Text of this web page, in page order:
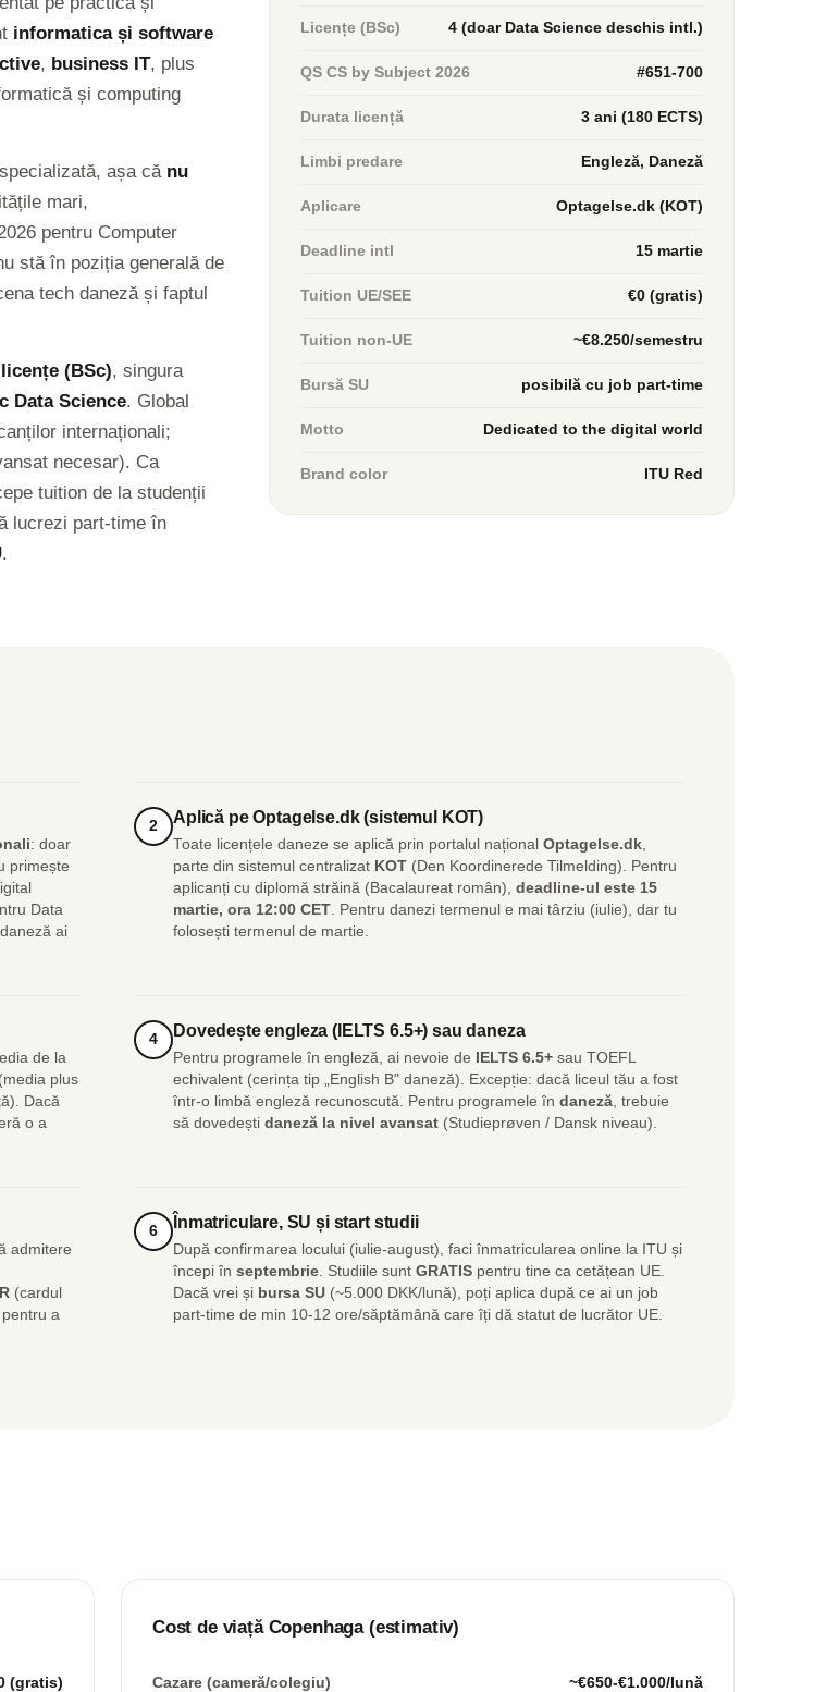
informatica și software
, business IT, plus
și computing
așa că nu
mari,
pentru Computer
stă în poziția generală de
tech daneză și faptul
(BSc), singura
Data Science. Global
internaționali;
necesar). Ca
tuition de la studenții
lucrezi part-time în
.
Licențe (BSc) 4 (doar Data Science deschis intl.)
QS CS by Subject 2026 #651-700
Durata licență 3 ani (180 ECTS)
Limbi predare Engleză, Daneză
Aplicare Optagelse.dk (KOT)
Deadline intl 15 martie
Tuition UE/SEE €0 (gratis)
Tuition non-UE ~€8.250/semestru
Bursă SU posibilă cu job part-time
Motto Dedicated to the digital world
Brand color ITU Red
: doar
primește
Data
ai
2 Aplică pe Optagelse.dk (sistemul KOT)
Toate licențele daneze se aplică prin portalul național Optagelse.dk
parte din sistemul centralizat KOT (Den Koordinerede Tilmelding). Pentru
aplicanți cu diplomă străină (Bacalaureat român), deadline-ul este 15
martie, ora 12:00 CET . Pentru danezi termenul e mai târziu (iulie), dar tu
folosești termenul de martie.
de la
(media plus
Dacă
o a
4 Dovedește engleza (IELTS 6.5+) sau daneza
Pentru programele în engleză, ai nevoie de IELTS 6.5+ sau TOEFL
echivalent (cerința tip „English B" daneză). Excepție: dacă liceul tău a fost
într-o limbă engleză recunoscută. Pentru programele în daneză , trebuie
să dovedești daneză la nivel avansat (Studieprøven / Dansk niveau).
admitere
(cardul
a
6 Înmatriculare, SU și start studii
După confirmarea locului (iulie-august), faci înmatricularea online la ITU și
începi în septembrie . Studiile sunt GRATIS pentru tine ca cetățean UE.
Dacă vrei și bursa SU (~5.000 DKK/lună), poți aplica după ce ai un job
part-time de min 10-12 ore/săptămână care îți dă statut de lucrător UE.
(gratis)
Cost de viață Copenhaga (estimativ)
Cazare (cameră/colegiu) ~€650-€1.000/lună